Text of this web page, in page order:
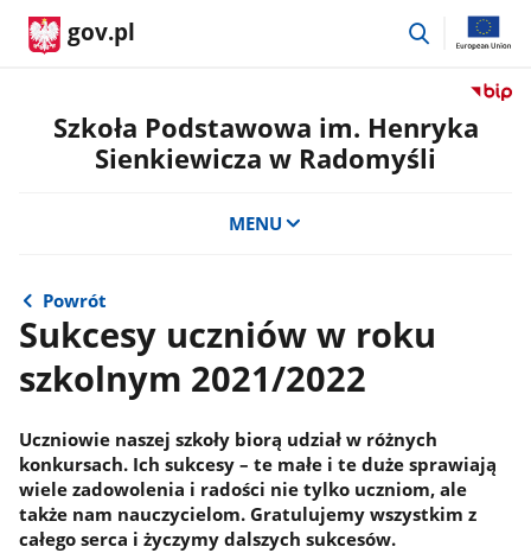
gov.pl
przejdź
Przejdź
do
Szkoła Podstawowa im. Henryka
Sienkiewicza w Radomyśli
MENU
Powrót
Sukcesy uczniów w roku
szkolnym 2021/2022
Uczniowie naszej szkoły biorą udział w różnych
konkursach. Ich sukcesy – te małe i te duże sprawiają
wiele zadowolenia i radości nie tylko uczniom, ale
także nam nauczycielom. Gratulujemy wszystkim z
całego serca i życzymy dalszych sukcesów.